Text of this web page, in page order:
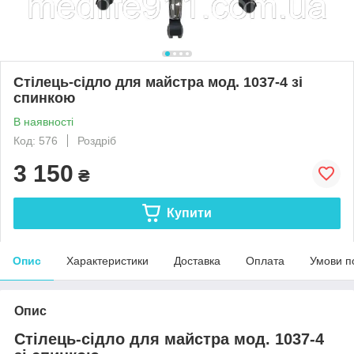
Стілець-сідло для майстра мод. 1037-4 зі
спинкою
В наявності
Код: 576
Роздріб
3 150 ₴
Купити
Опис Характеристики Доставка Оплата Умови
Опис
Стілець-сідло для майстра мод. 1037-4